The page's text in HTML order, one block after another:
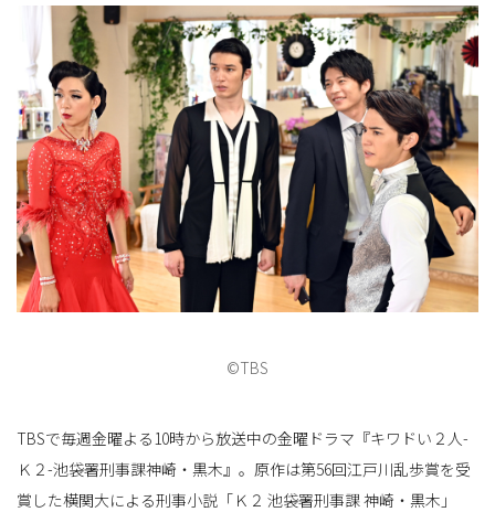
を
切
り
え
©TBS
TBSで毎週金曜よる10時から放送中の金曜ドラマ『キワドい２人-
Ｋ２-池袋署刑事課神崎・黒木』。原作は第56回江戸川乱歩賞を受
賞した横関大による刑事小説「Ｋ２ 池袋署刑事課 神崎・黒木」